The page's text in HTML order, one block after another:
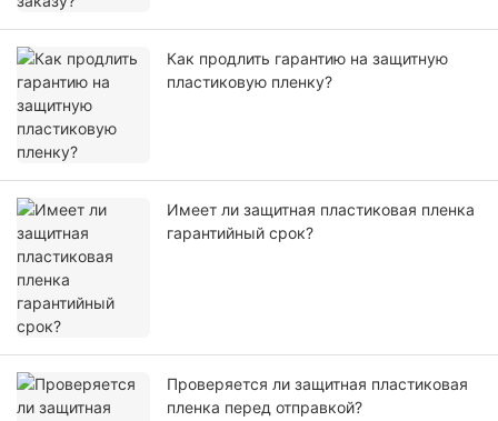
Как продлить гарантию на защитную
пластиковую пленку?
Имеет ли защитная пластиковая пленка
гарантийный срок?
Проверяется ли защитная пластиковая
пленка перед отправкой?